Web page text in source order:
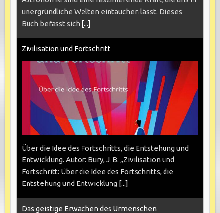
unergründliche Welten eintauchen lässt. Dieses
Buch befasst sich [...]
Zivilisation und Fortschritt
Über die Idee des Fortschritts, die Entstehung und
Entwicklung. Autor: Bury, J. B. „Zivilisation und
Fortschritt: Über die Idee des Fortschritts, die
Entstehung und Entwicklung [...]
Das geistige Erwachen des Urmenschen